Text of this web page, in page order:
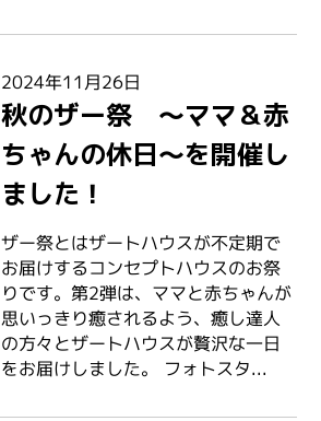
2024年11月26日
秋のザー祭 ～ママ＆赤
ちゃんの休日～を開催し
ました！
ザー祭とはザートハウスが不定期で
お届けするコンセプトハウスのお祭
りです。第2弾は、ママと赤ちゃんが
思いっきり癒されるよう、癒し達人
の方々とザートハウスが贅沢な一日
をお届けしました。 フォトスタ...